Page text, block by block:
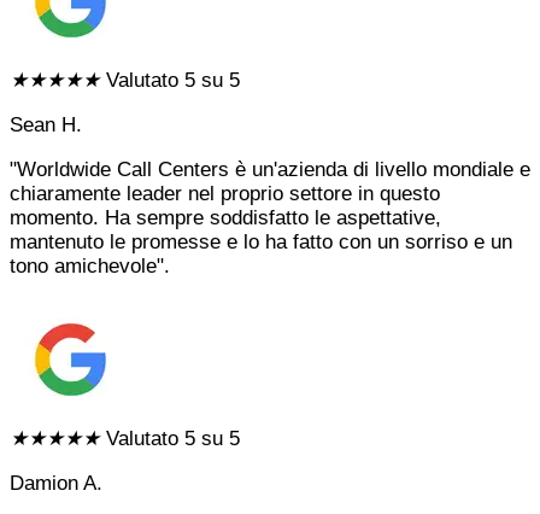
★★★★★ Valutato 5 su 5
Sean H.
"Worldwide Call Centers è un'azienda di livello mondiale e
chiaramente leader nel proprio settore in questo
momento. Ha sempre soddisfatto le aspettative,
mantenuto le promesse e lo ha fatto con un sorriso e un
tono amichevole".
★★★★★ Valutato 5 su 5
Damion A.